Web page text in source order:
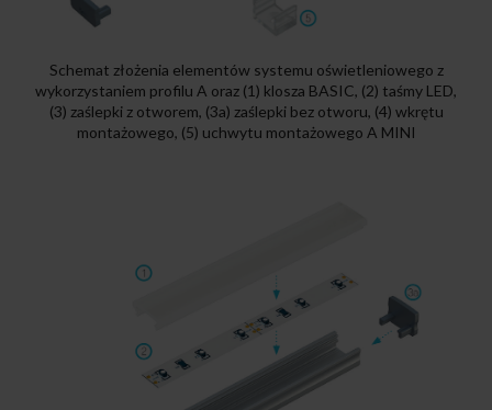
Schemat złożenia elementów systemu oświetleniowego z
wykorzystaniem profilu A oraz (1) klosza BASIC, (2) taśmy LED,
(3) zaślepki z otworem, (3a) zaślepki bez otworu, (4) wkrętu
montażowego, (5) uchwytu montażowego A MINI